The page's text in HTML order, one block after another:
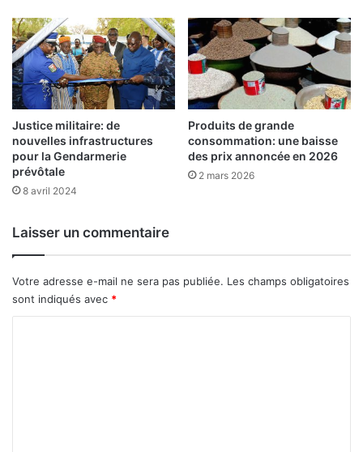
r
s
e
s
t
l
a
n
c
é
e
e
r
d
u
p
o
u
r
l
e
s
e
m
e
s
Justice militaire: de
nouvelles infrastructures
pour la Gendarmerie
prévôtale
8 avril 2024
Produits de grande
consommation: une baisse
des prix annoncée en 2026
2 mars 2026
Laisser un commentaire
Votre adresse e-mail ne sera pas publiée. Les champs obligatoires
sont indiqués avec *